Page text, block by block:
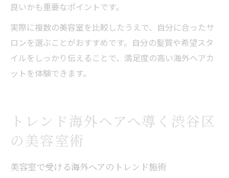
良いかも重要なポイントです。
実際に複数の美容室を比較したうえで、自分に合ったサ
ロンを選ぶことがおすすめです。自分の髪質や希望スタ
イルをしっかり伝えることで、満足度の高い海外ヘアカ
ットを体験できます。
トレンド海外ヘアへ導く渋谷区
の美容室術
美容室で受ける海外ヘアのトレンド施術